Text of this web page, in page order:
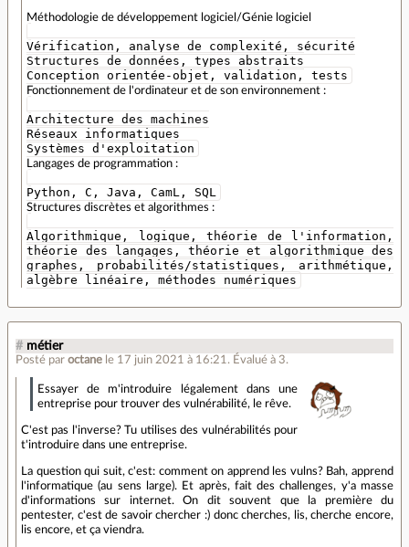
Méthodologie de développement logiciel/Génie logiciel
Vérification, analyse de complexité, sécurité
Structures de données, types abstraits
Conception orientée-objet, validation, tests
Fonctionnement de l'ordinateur et de son environnement :
Architecture des machines
Réseaux informatiques
Systèmes d'exploitation
Langages de programmation :
Python, C, Java, CamL, SQL
Structures discrètes et algorithmes :
Algorithmique, logique, théorie de l'information,
théorie des langages, théorie et algorithmique des
graphes, probabilités/statistiques, arithmétique,
algèbre linéaire, méthodes numériques
# métier
Posté par octane le 17 juin 2021 à 16:21 . Évalué à 3.
Essayer de m'introduire légalement dans une
entreprise pour trouver des vulnérabilité, le rêve.
C'est pas l'inverse? Tu utilises des vulnérabilités pour
t'introduire dans une entreprise.
La question qui suit, c'est: comment on apprend les vulns? Bah, apprend
l'informatique (au sens large). Et après, fait des challenges, y'a masse
d'informations sur internet. On dit souvent que la première du
pentester, c'est de savoir chercher :) donc cherches, lis, cherche encore,
lis encore, et ça viendra.